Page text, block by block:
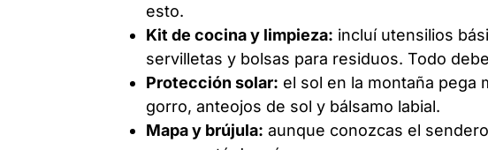
esto.
Kit de cocina y limpieza: incluí utensilios
servilletas y bolsas para residuos. Todo
Protección solar: el sol en la montaña pega
gorro, anteojos de sol y bálsamo labial.
Mapa y brújula: aunque conozcas el